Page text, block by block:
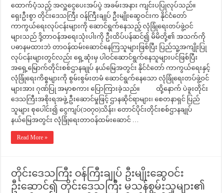
ထောက်ပံ့သည့် အလှူငွေပေးအပ်ပွဲ အခမ်းအနား ကျင်းပပြုလုပ်သည်။
ရှေးဦးစွာ တိုင်းဒေသကြီး ဝန်ကြီးချုပ် ဦးမျိုးဆွေဝင်းက နိုင်ငံတော်
ကာကွယ်ရေးလုပ်ငန်းများကို ဆောင်ရွက်နေသည့် လုံခြုံရေးတပ်ဖွဲ့ဝင်
များသည် ဒို့တာဝန်အရေးသုံးပါးကို ဦးထိပ်ပန်ဆင်၍ မိမိတို့၏ အသက်ကို
ပဓာနမထားဘဲ တာဝန်ထမ်းဆောင်နေကြသူများဖြစ်ပြီး ပြည်သူ့အကျိုးပြု
လုပ်ငန်းများတွင်လည်း ရှေ့ဆုံးမှ ပါဝင်ဆောင်ရွက်နေသူများပင်ဖြစ်ပြီး
အရှေ့မြောက်တိုင်းစစ်ဌာနချုပ် နယ်မြေအတွင်း နိုင်ငံတော် ကာကွယ်ရေးနှင့်
လုံခြုံရေးကိစ္စများကို စွမ်းစွမ်းတမံ ဆောင်ရွက်နေသော လုံခြုံရေးတပ်ဖွဲ့ဝင်
များအား ဂုဏ်ပြု အမှာစကား ပြောကြားခဲ့သည်။ ထို့နောက် ပဲခူးတိုင်း
ဒေသကြီးအစိုးရအဖွဲ့ ဦးဆောင်မှုဖြင့် ဌာနဆိုင်ရာများ၊ စေတနာရှင် ပြည်
သူများ စုပေါင်း၍ ငွေကျပ်(၁၀၇၀)သိန်း၊ တောင်ပိုင်းတိုင်းစစ်ဌာနချုပ်
နယ်မြေအတွင်း လုံခြုံရေးတာဝန်ထမ်းဆောင် …
Read More »
တိုင်းဒေသကြီး ဝန်ကြီးချုပ် ဦးမျိုးဆွေဝင်း
ဦးဆောင်၍ တိုင်းဒေသကြီး မသန်စွမ်းသူများ၏